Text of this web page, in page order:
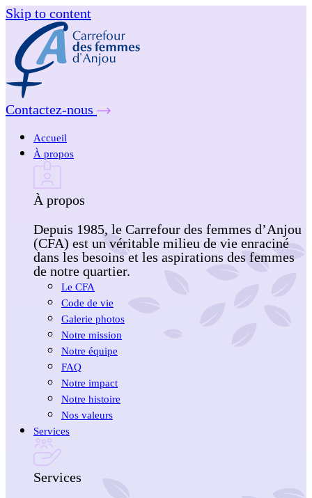
Skip to content
Contactez-nous
Accueil
À propos
À propos
Depuis 1985, le Carrefour des femmes d’Anjou
(CFA) est un véritable milieu de vie enraciné
dans les besoins et les aspirations des femmes
de notre quartier.
Le CFA
Code de vie
Galerie photos
Notre mission
Notre équipe
FAQ
Notre impact
Notre histoire
Nos valeurs
Services
Services